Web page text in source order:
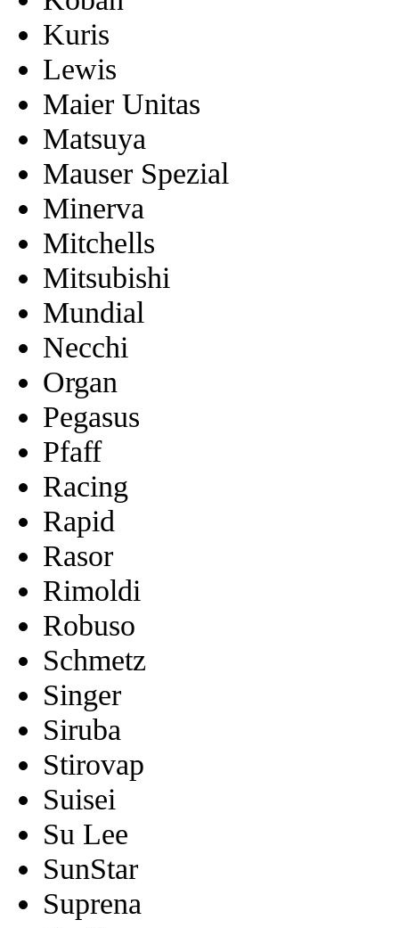
Kuris
Lewis
Maier Unitas
Matsuya
Mauser Spezial
Minerva
Mitchells
Mitsubishi
Mundial
Necchi
Organ
Pegasus
Pfaff
Racing
Rapid
Rasor
Rimoldi
Robuso
Schmetz
Singer
Siruba
Stirovap
Suisei
Su Lee
SunStar
Suprena